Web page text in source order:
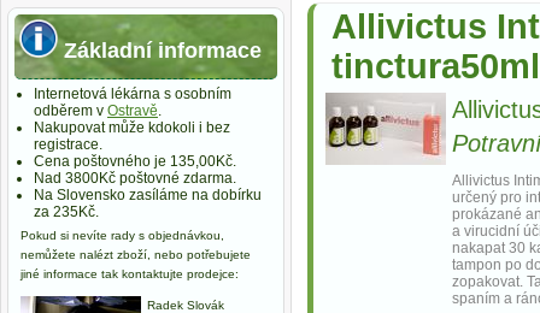
Allivictus
Allivictus
určený pro
prokázané
a virucidní
nakapat 30
tampon po
zopakovat.
spaním a
Základní informace
Internetová lékárna s osobním
odběrem v Ostravě.
Nakupovat může kdokoli i bez
registrace.
Cena poštovného je 135,00Kč.
Nad 3800Kč poštovné zdarma.
Na Slovensko zasíláme na dobírku
za 235Kč.
Pokud si nevíte rady s objednávkou,
nemůžete nalézt zboží, nebo potřebujete
jiné informace tak kontaktujte prodejce:
Radek Slovák